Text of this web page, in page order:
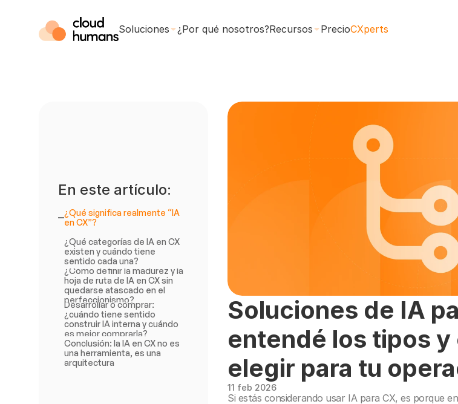
Soluciones ¿Por qué nosotros?Recursos PrecioCXperts
En este artículo:
¿Qué significa realmente “IA
en CX”?
¿Qué categorías de IA en CX
existen y cuándo tiene
sentido cada una?
¿Cómo definir la madurez y la
hoja de ruta de IA en CX sin
quedarse atascado en el
perfeccionismo?
Desarrollar o comprar:
¿cuándo tiene sentido
construir IA interna y cuándo
es mejor comprarla?
Conclusión: la IA en CX no es
una herramienta, es una
arquitectura
Soluciones de IA
entendé los tipos y
elegir para tu
11 feb 2026
Si estás considerando usar IA para CX, es porque